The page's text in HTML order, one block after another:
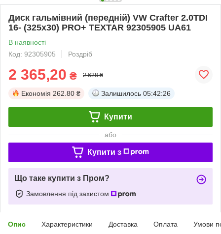
Диск гальмівний (передній) VW Crafter 2.0TDI
16- (325x30) PRO+ TEXTAR 92305905 UA61
В наявності
Код: 92305905
Роздріб
2 365,20 ₴ 2 628 ₴
Економія 262.80 ₴ Залишилось 05:42:25
Купити
або
Купити з
Що таке купити з Пром?
Замовлення під захистом
Опис Характеристики Доставка Оплата Умови